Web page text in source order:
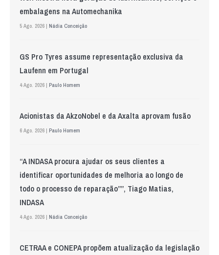
embalagens na Automechanika
5 Ago. 2026 | Nádia Conceição
GS Pro Tyres assume representação exclusiva da
Laufenn em Portugal
4 Ago. 2026 | Paulo Homem
Acionistas da AkzoNobel e da Axalta aprovam fusão
6 Ago. 2026 | Paulo Homem
“A INDASA procura ajudar os seus clientes a
identificar oportunidades de melhoria ao longo de
todo o processo de reparação””, Tiago Matias,
INDASA
4 Ago. 2026 | Nádia Conceição
CETRAA e CONEPA propõem atualização da legislação